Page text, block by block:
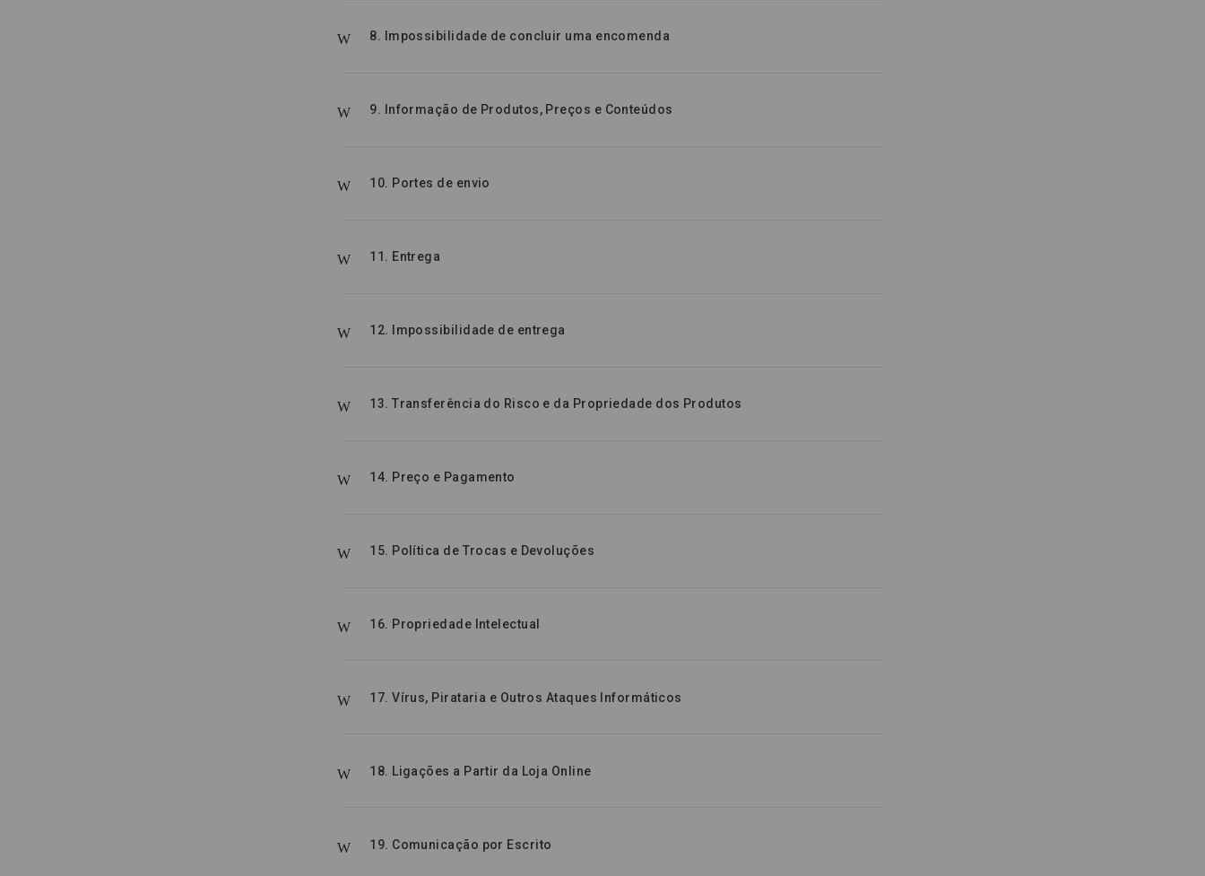
8. Impossibilidade de concluir uma encomenda
9. Informação de Produtos, Preços e Conteúdos
10. Portes de envio
11. Entrega
12. Impossibilidade de entrega
13. Transferência do Risco e da Propriedade dos Produtos
14. Preço e Pagamento
15. Política de Trocas e Devoluções
16. Propriedade Intelectual
17. Vírus, Pirataria e Outros Ataques Informáticos
18. Ligações a Partir da Loja Online
19. Comunicação por Escrito